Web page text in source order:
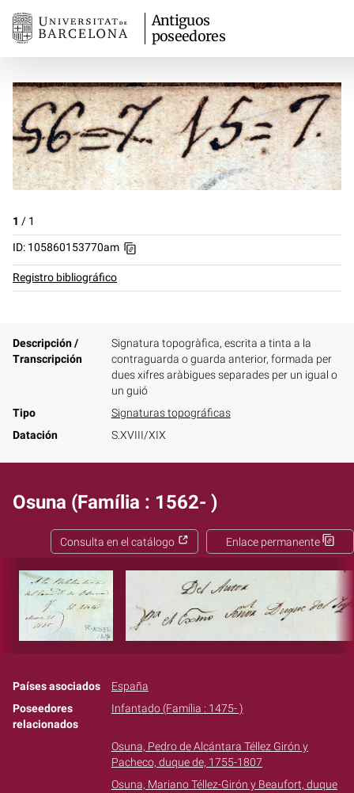
Antiguos
poseedores
1 / 1
ID: 105860153770am
Registro bibliográfico
Descripción /
Transcripción
Signatura topogràfica, escrita a tinta a la
contraguarda o guarda anterior, formada per
dues xifres aràbigues separades per un igual o
un guió
Tipo
Signaturas topográficas
Datación
S.XVIII/XIX
Osuna (Família : 1562- )
Enlace permanente
Consulta en el catálogo
Países asociados
España
Poseedores
relacionados
Infantado (Família : 1475- )
Osuna, Pedro de Alcántara Téllez Girón y
Pacheco, duque de, 1755-1807
Osuna, Mariano Téllez-Girón y Beaufort, duque